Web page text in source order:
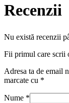
Recenzii
Nu există recenzii
Fii primul care scrii
Adresa ta de email
marcate cu *
Nume *